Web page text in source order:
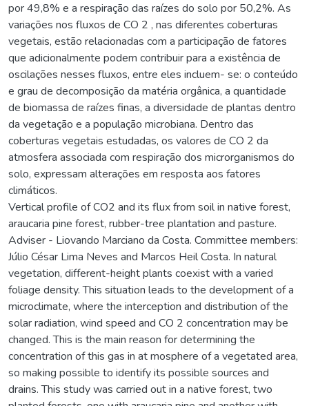
por 49,8% e a respiração das raízes do solo por 50,2%. As
variações nos fluxos de CO 2 , nas diferentes coberturas
vegetais, estão relacionadas com a participação de fatores
que adicionalmente podem contribuir para a existência de
oscilações nesses fluxos, entre eles incluem- se: o conteúdo
e grau de decomposição da matéria orgânica, a quantidade
de biomassa de raízes finas, a diversidade de plantas dentro
da vegetação e a população microbiana. Dentro das
coberturas vegetais estudadas, os valores de CO 2 da
atmosfera associada com respiração dos microrganismos do
solo, expressam alterações em resposta aos fatores
climáticos.
Vertical profile of CO2 and its flux from soil in native forest,
araucaria pine forest, rubber-tree plantation and pasture.
Adviser - Liovando Marciano da Costa. Committee members:
Júlio César Lima Neves and Marcos Heil Costa. In natural
vegetation, different-height plants coexist with a varied
foliage density. This situation leads to the development of a
microclimate, where the interception and distribution of the
solar radiation, wind speed and CO 2 concentration may be
changed. This is the main reason for determining the
concentration of this gas in at mosphere of a vegetated area,
so making possible to identify its possible sources and
drains. This study was carried out in a native forest, two